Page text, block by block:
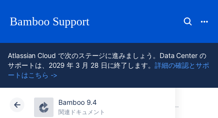
Bamboo Support
Atlassian Cloud で次のステージに進みましょう。Data Center の
サポートは、2029 年 3 月 28 日に終了します。詳細の確認とサポ
ートはこちら ->
Bamboo 9.4
関連ドキュメント
アトラシアン サポート 関連ドキュメント